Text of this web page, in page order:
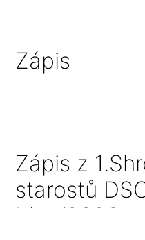
Zápis
Zápis z
starostů
Lípa/2023